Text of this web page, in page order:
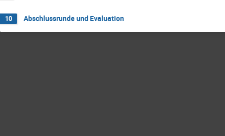
10 Abschlussrunde und Evaluation